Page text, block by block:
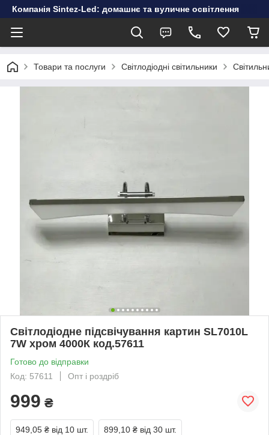
Компанія Sintez-Led: домашнє та вуличне освітлення
Товари та послуги Світлодіодні світильники
Світлодіодне підсвічування картин SL7010L
7W хром 4000К код.57611
Готово до відправки
Код: 57611
Опт і роздріб
999 ₴
949,05 ₴ від 10 шт. 899,10 ₴ від 30 шт.